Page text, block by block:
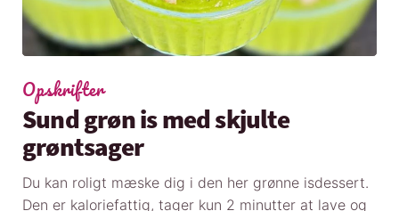
Opskrifter
Sund grøn is med skjulte
grøntsager
Du kan roligt mæske dig i den her grønne isdessert.
Den er kaloriefattig, tager kun 2 minutter at lave og